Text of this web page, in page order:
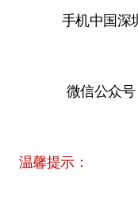
手机中国深
微信公众
温馨提示：